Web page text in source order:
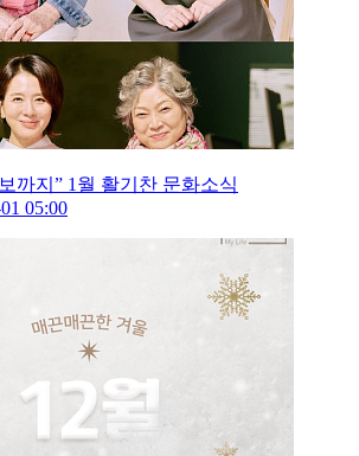
까지” 1월 활기찬 문화소식
05:00